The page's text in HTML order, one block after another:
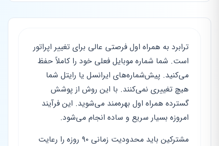
ترابرد به همراه اول فرصتی عالی برای تغییر اپراتور
است. شما شماره موبایل فعلی خود را کاملاً حفظ
می‌کنید. پیش‌شماره‌های ایرانسل یا رایتل شما
هیچ تغییری نمی‌کنند. با این روش از پوشش
گسترده همراه اول بهره‌مند می‌شوید. این فرآیند
امروزه بسیار سریع و ساده انجام می‌شود.
مشترکین باید محدودیت زمانی ۹۰ روزه را رعایت